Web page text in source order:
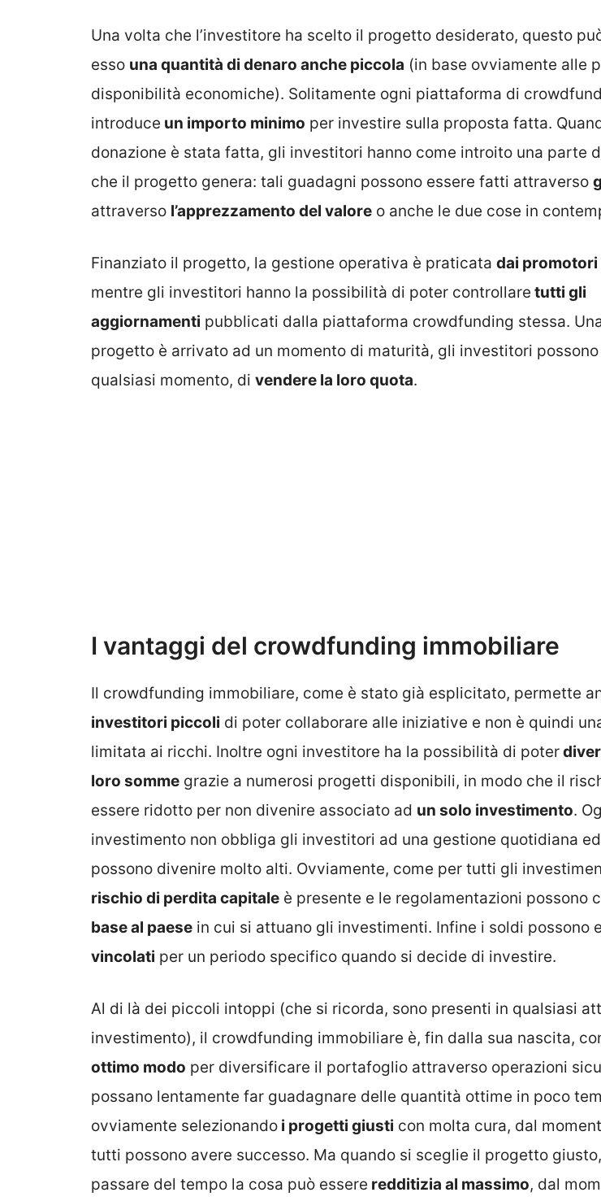
Una volta che l’investitore ha scelto il progetto desiderato, questo
esso una quantità di denaro anche piccola (in base ovviamente alle
disponibilità economiche). Solitamente ogni piattaforma di
introduce un importo minimo per investire sulla proposta fatta.
donazione è stata fatta, gli investitori hanno come introito una parte
che il progetto genera: tali guadagni possono essere fatti attraverso
attraverso l’apprezzamento del valore o anche le due cose in
Finanziato il progetto, la gestione operativa è praticata dai
mentre gli investitori hanno la possibilità di poter controllare tutti gli
aggiornamenti pubblicati dalla piattaforma crowdfunding stessa.
progetto è arrivato ad un momento di maturità, gli investitori
qualsiasi momento, di vendere la loro quota.
I vantaggi del crowdfunding immobiliare
Il crowdfunding immobiliare, come è stato già esplicitato, permette
investitori piccoli di poter collaborare alle iniziative e non è quindi
limitata ai ricchi. Inoltre ogni investitore ha la possibilità di poter
loro somme grazie a numerosi progetti disponibili, in modo che il
essere ridotto per non divenire associato ad un solo investimento.
investimento non obbliga gli investitori ad una gestione quotidiana
possono divenire molto alti. Ovviamente, come per tutti gli
rischio di perdita capitale è presente e le regolamentazioni possono
base al paese in cui si attuano gli investimenti. Infine i soldi possono
vincolati per un periodo specifico quando si decide di investire.
Al di là dei piccoli intoppi (che si ricorda, sono presenti in qualsiasi
investimento), il crowdfunding immobiliare è, fin dalla sua nascita,
ottimo modo per diversificare il portafoglio attraverso operazioni
possano lentamente far guadagnare delle quantità ottime in poco
ovviamente selezionando i progetti giusti con molta cura, dal
tutti possono avere successo. Ma quando si sceglie il progetto
passare del tempo la cosa può essere redditizia al massimo, dal